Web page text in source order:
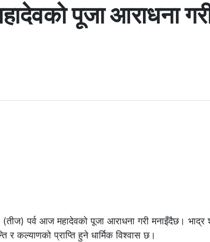
पूजा आराधना
(तीज) पर्व आज महादेवको पूजा आराधना गरी मनाइँदैछ। भाद्र
र कल्याणको प्राप्ति हुने धार्मिक विश्वास छ।